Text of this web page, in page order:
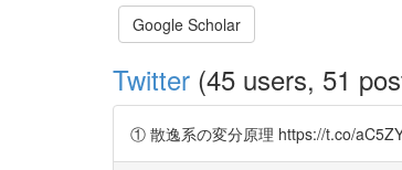
Google Scholar
Twitter (45 users, 51
① 散逸系の変分原理 https://t.co/